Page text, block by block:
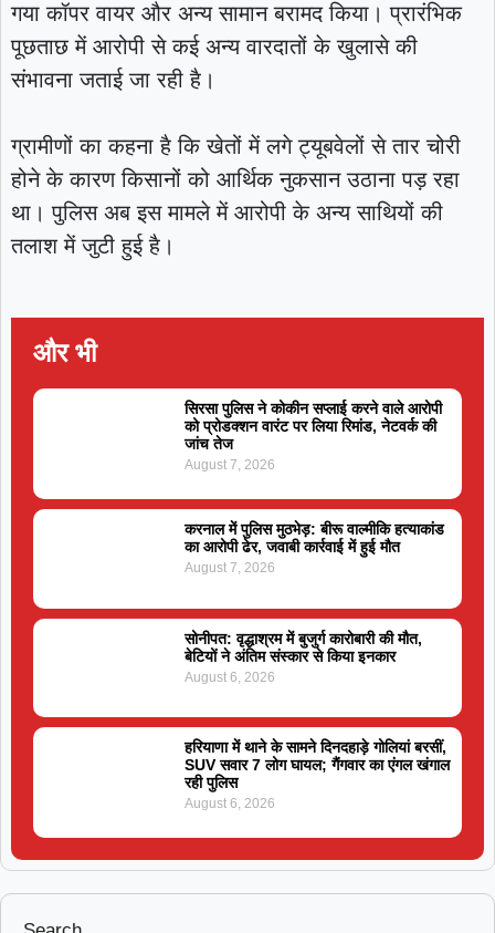
गया कॉपर वायर और अन्य सामान बरामद किया। प्रारंभिक
पूछताछ में आरोपी से कई अन्य वारदातों के खुलासे की
संभावना जताई जा रही है।
ग्रामीणों का कहना है कि खेतों में लगे ट्यूबवेलों से तार चोरी
होने के कारण किसानों को आर्थिक नुकसान उठाना पड़ रहा
था। पुलिस अब इस मामले में आरोपी के अन्य साथियों की
तलाश में जुटी हुई है।
और भी
सिरसा पुलिस ने कोकीन सप्लाई करने वाले आरोपी
को प्रोडक्शन वारंट पर लिया रिमांड, नेटवर्क की
जांच तेज
August 7, 2026
करनाल में पुलिस मुठभेड़: बीरू वाल्मीकि हत्याकांड
का आरोपी ढेर, जवाबी कार्रवाई में हुई मौत
August 7, 2026
सोनीपत: वृद्धाश्रम में बुजुर्ग कारोबारी की मौत,
बेटियों ने अंतिम संस्कार से किया इनकार
August 6, 2026
हरियाणा में थाने के सामने दिनदहाड़े गोलियां बरसीं,
SUV सवार 7 लोग घायल; गैंगवार का एंगल खंगाल
रही पुलिस
August 6, 2026